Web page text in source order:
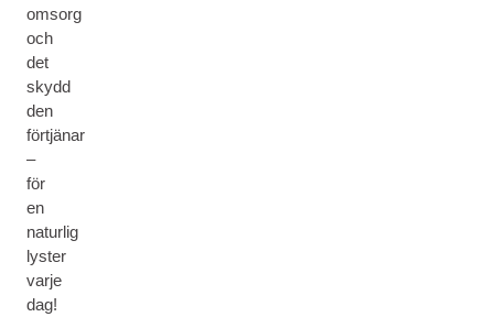
omsorg
och
det
skydd
den
förtjänar
–
för
en
naturlig
lyster
varje
dag!